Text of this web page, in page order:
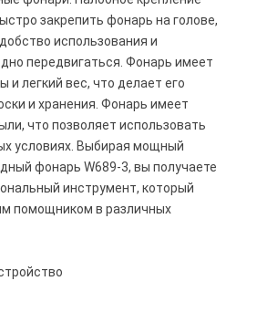
закрепить фонарь на голове,
использования и
передвигаться. Фонарь имеет
и легкий вес, что делает его
и хранения. Фонарь имеет
что позволяет использовать
условиях. Выбирая мощный
фонарь W689-3, вы получаете
инструмент, который
помощником в различных